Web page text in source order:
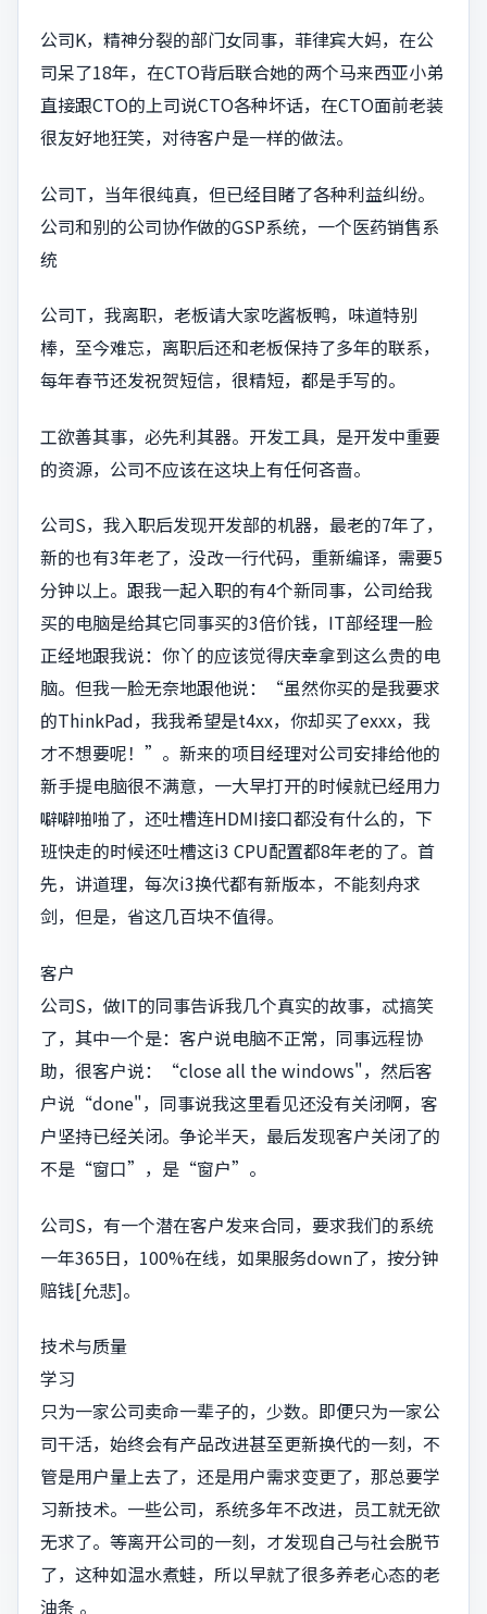
公司K，精神分裂的部门女同事，菲律宾大妈，在公
司呆了18年，在CTO背后联合她的两个马来西亚小弟
直接跟CTO的上司说CTO各种坏话，在CTO面前老装
很友好地狂笑，对待客户是一样的做法。
公司T，当年很纯真，但已经目睹了各种利益纠纷。
公司和别的公司协作做的GSP系统，一个医药销售系
统
公司T，我离职，老板请大家吃酱板鸭，味道特别
棒，至今难忘，离职后还和老板保持了多年的联系，
每年春节还发祝贺短信，很精短，都是手写的。
工欲善其事，必先利其器。开发工具，是开发中重要
的资源，公司不应该在这块上有任何吝啬。
公司S，我入职后发现开发部的机器，最老的7年了，
新的也有3年老了，没改一行代码，重新编译，需要5
分钟以上。跟我一起入职的有4个新同事，公司给我
买的电脑是给其它同事买的3倍价钱，IT部经理一脸
正经地跟我说：你丫的应该觉得庆幸拿到这么贵的电
脑。但我一脸无奈地跟他说：“虽然你买的是我要求
的ThinkPad，我我希望是t4xx，你却买了exxx，我
才不想要呢！”。新来的项目经理对公司安排给他的
新手提电脑很不满意，一大早打开的时候就已经用力
噼噼啪啪了，还吐槽连HDMI接口都没有什么的，下
班快走的时候还吐槽这i3 CPU配置都8年老的了。首
先，讲道理，每次i3换代都有新版本，不能刻舟求
剑，但是，省这几百块不值得。
客户
公司S，做IT的同事告诉我几个真实的故事，忒搞笑
了，其中一个是：客户说电脑不正常，同事远程协
助，很客户说：“close all the windows"，然后客
户说“done"，同事说我这里看见还没有关闭啊，客
户坚持已经关闭。争论半天，最后发现客户关闭了的
不是“窗口”，是“窗户”。
公司S，有一个潜在客户发来合同，要求我们的系统
一年365日，100%在线，如果服务down了，按分钟
赔钱[允悲]。
技术与质量
学习
只为一家公司卖命一辈子的，少数。即便只为一家公
司干活，始终会有产品改进甚至更新换代的一刻，不
管是用户量上去了，还是用户需求变更了，那总要学
习新技术。一些公司，系统多年不改进，员工就无欲
无求了。等离开公司的一刻，才发现自己与社会脱节
了，这种如温水煮蛙，所以早就了很多养老心态的老
油条 。